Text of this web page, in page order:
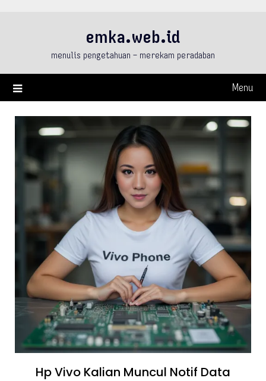
emka.web.id
menulis pengetahuan – merekam peradaban
Menu
Hp Vivo Kalian Muncul Notif Data